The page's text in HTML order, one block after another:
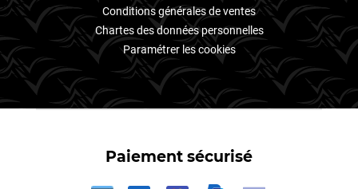
Conditions générales de ventes
Chartes des données personnelles
Paramétrer les cookies
Paiement sécurisé